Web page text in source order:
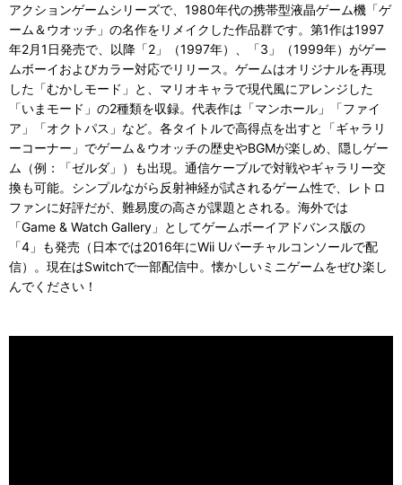
アクションゲームシリーズで、1980年代の携帯型液晶ゲーム機「ゲ
ーム＆ウオッチ」の名作をリメイクした作品群です。第1作は1997
年2月1日発売で、以降「2」（1997年）、「3」（1999年）がゲー
ムボーイおよびカラー対応でリリース。ゲームはオリジナルを再現
した「むかしモード」と、マリオキャラで現代風にアレンジした
「いまモード」の2種類を収録。代表作は「マンホール」「ファイ
ア」「オクトパス」など。各タイトルで高得点を出すと「ギャラリ
ーコーナー」でゲーム＆ウオッチの歴史やBGMが楽しめ、隠しゲー
ム（例：「ゼルダ」）も出現。通信ケーブルで対戦やギャラリー交
換も可能。シンプルながら反射神経が試されるゲーム性で、レトロ
ファンに好評だが、難易度の高さが課題とされる。海外では
「Game & Watch Gallery」としてゲームボーイアドバンス版の
「4」も発売（日本では2016年にWii Uバーチャルコンソールで配
信）。現在はSwitchで一部配信中。懐かしいミニゲームをぜひ楽し
んでください！